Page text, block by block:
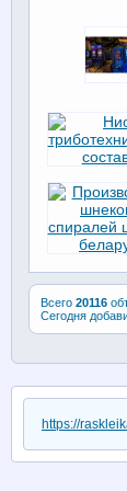
Всего 20116
Сегодня
https://